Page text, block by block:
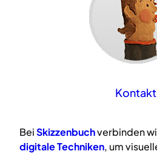
Kontakt
BeiSkizzenbuchverbinden
digitaleTechniken, um